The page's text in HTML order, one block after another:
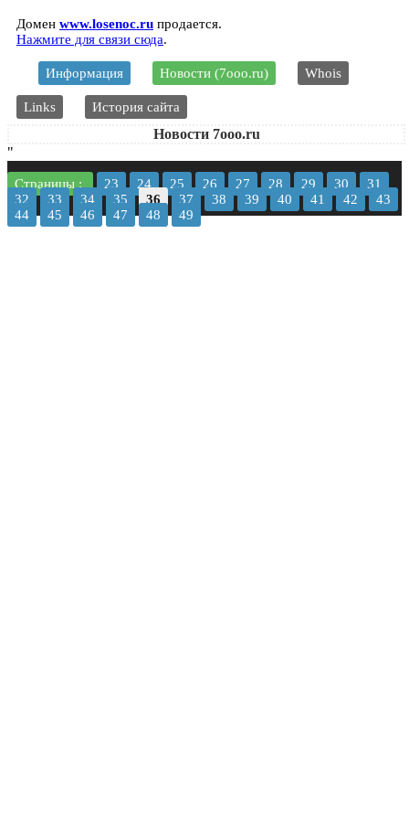
Домен www.losenoc.ru продается.
Нажмите для связи сюда.
Информация Новости (7ooo.ru) Whois
Links История сайта
Новости 7ooo.ru
"
Страницы : 23 24 25 26 27 28 29 30
31
32
33 34 35 36 37 38 39 40 41 42
43
44
45 46 47 48 49